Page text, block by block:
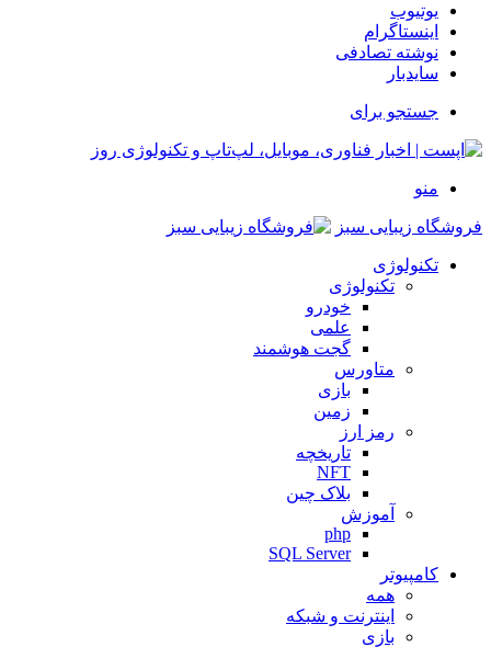
یوتیوب
اینستاگرام
نوشته تصادفی
سایدبار
جستجو برای
منو
فروشگاه زیبایی سبز
تکنولوژی
تکنولوژی
خودرو
علمی
گجت هوشمند
متاورس
بازی
زمین
رمز ارز
تاریخچه
NFT
بلاک چین
آموزش
php
SQL Server
کامپیوتر
همه
اینترنت و شبکه
بازی